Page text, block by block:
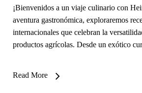
¡Bienvenidos a un viaje culinario con
aventura gastronómica, exploraremos
internacionales que celebran la
productos agrícolas. Desde un exótico
Read More